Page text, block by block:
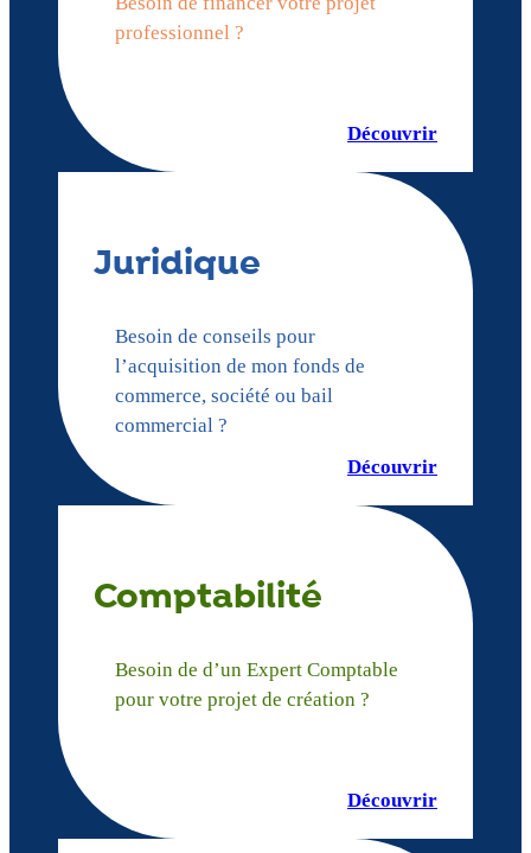
professionnel ?
Découvrir
Juridique
Besoin de conseils pour
l’acquisition de mon fonds de
commerce, société ou bail
commercial ?
Découvrir
Comptabilité
Besoin de d’un Expert Comptable
pour votre projet de création ?
Découvrir